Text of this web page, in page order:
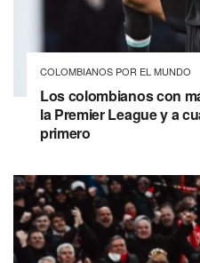
COLOMBIANOS POR EL MUNDO
Los colombianos con
la Premier League y a
primero